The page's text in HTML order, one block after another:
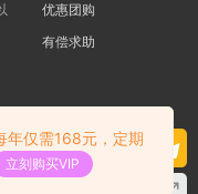
优惠团购
有偿求助
年仅需168元，定期
立刻购买VIP